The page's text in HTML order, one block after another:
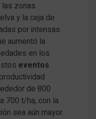
las zonas
y la ceja de
por intensas
aumentó la
en los
eventos
de 800
700 t/ha, con la
sea aún mayor.